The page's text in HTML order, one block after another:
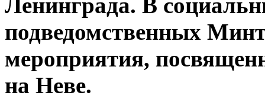
Ленинграда. В
подведомственных
мероприятия,
на Неве.